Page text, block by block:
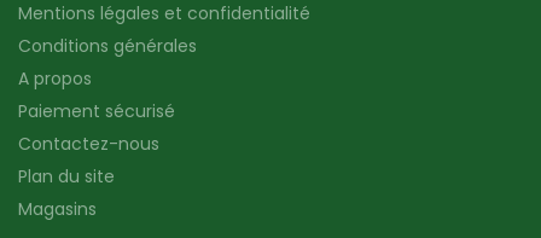
Mentions légales et confidentialité
Conditions générales
A propos
Paiement sécurisé
Contactez-nous
Plan du site
Magasins